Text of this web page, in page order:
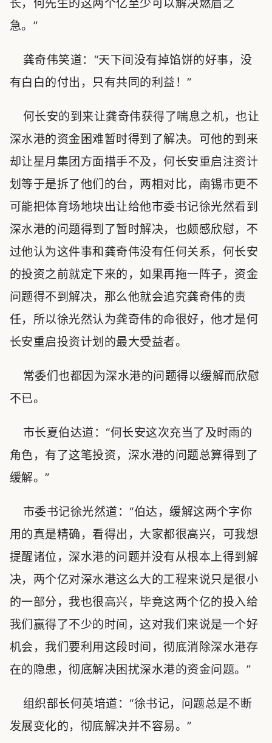
长，何先生的这两个亿至少可以解决燃眉之
急。”
龚奇伟笑道：“天下间没有掉馅饼的好事，没
有白白的付出，只有共同的利益！”
何长安的到来让龚奇伟获得了喘息之机，也让
深水港的资金困难暂时得到了解决。可他的到来
却让星月集团方面措手不及，何长安重启注资计
划等于是拆了他们的台，两相对比，南锡市更不
可能把体育场地块出让给他市委书记徐光然看到
深水港的问题得到了暂时解决，也颇感欣慰，不
过他认为这件事和龚奇伟没有任何关系，何长安
的投资之前就定下来的，如果再拖一阵子，资金
问题得不到解决，那么他就会追究龚奇伟的责
任，所以徐光然认为龚奇伟的命很好，他才是何
长安重启投资计划的最大受益者。
常委们也都因为深水港的问题得以缓解而欣慰
不已。
市长夏伯达道：“何长安这次充当了及时雨的
角色，有了这笔投资，深水港的问题总算得到了
缓解。”
市委书记徐光然道：“伯达，缓解这两个字你
用的真是精确，看得出，大家都很高兴，可我想
提醒诸位，深水港的问题并没有从根本上得到解
决，两个亿对深水港这么大的工程来说只是很小
的一部分，我也很高兴，毕竟这两个亿的投入给
我们赢得了不少的时间，这对我们来说是一个好
机会，我们要利用这段时间，彻底消除深水港存
在的隐患，彻底解决困扰深水港的资金问题。”
组织部长何英培道：“徐书记，问题总是不断
发展变化的，彻底解决并不容易。”